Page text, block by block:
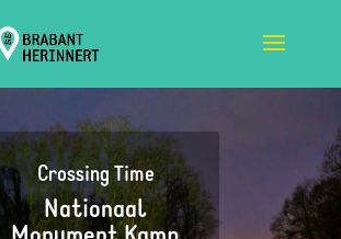
Crossing Time
Nationaal